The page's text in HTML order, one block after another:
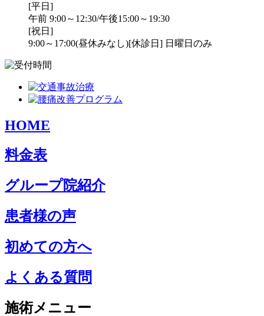
[平日]
午前 9:00～12:30/午後15:00～19:30
[祝日]
9:00～17:00(昼休みなし)[休診日] 日曜日のみ
HOME
料金表
グループ院紹介
患者様の声
初めての方へ
よくある質問
施術メニュー